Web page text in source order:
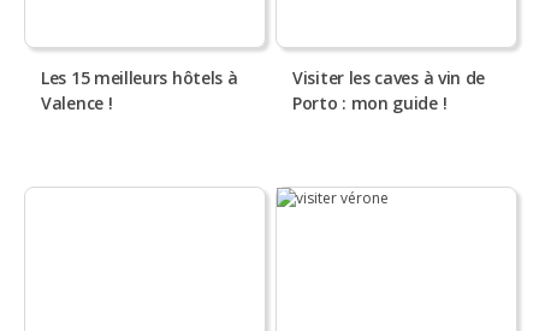
Les 15 meilleurs hôtels à
Valence !
Visiter les caves à vin de
Porto : mon guide !